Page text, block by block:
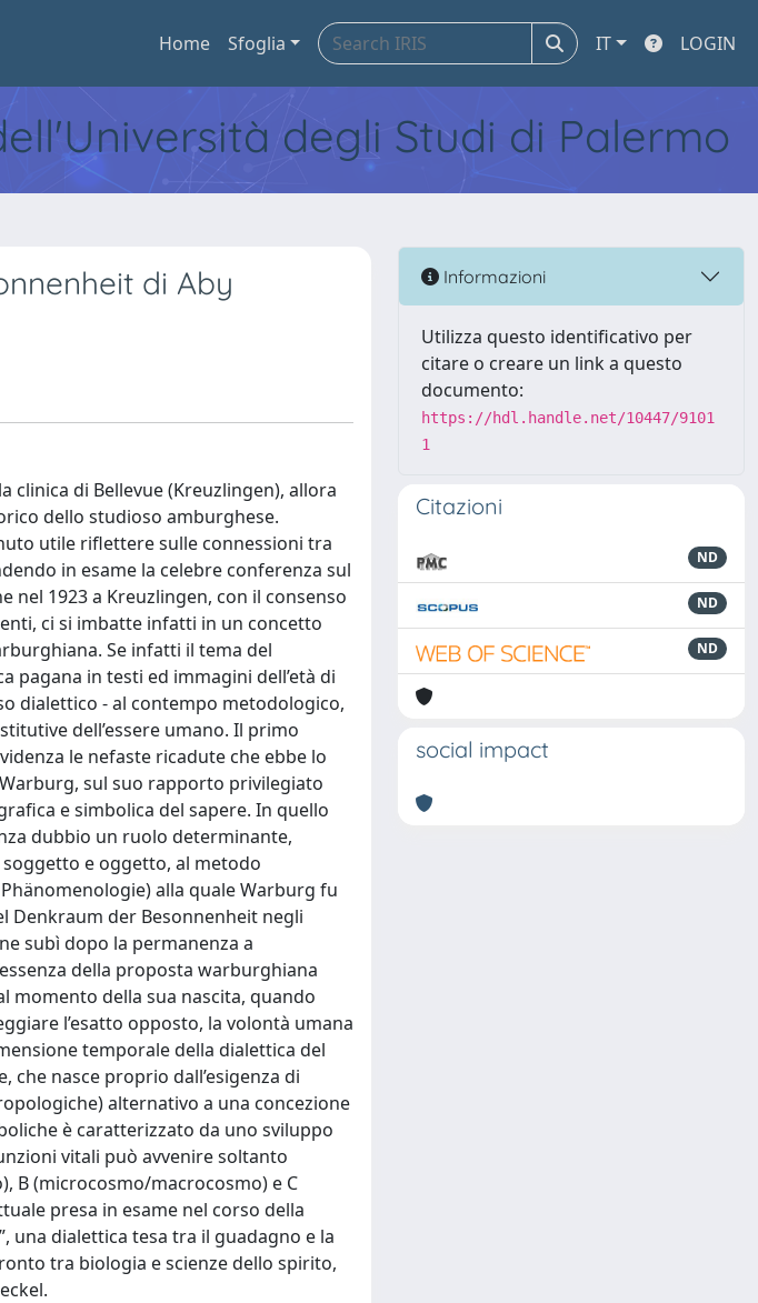
Home Sfoglia IT LOGIN
degli Studi di Palermo
di Aby
clinica di Bellevue (Kreuzlingen), allora
dello studioso amburghese.
utile riflettere sulle connessioni tra
in esame la celebre conferenza sul
nel 1923 a Kreuzlingen, con il consenso
ci si imbatte infatti in un concetto
Se infatti il tema del
pagana in testi ed immagini dell’età di
dialettico - al contempo metodologico,
dell’essere umano. Il primo
le nefaste ricadute che ebbe lo
sul suo rapporto privilegiato
e simbolica del sapere. In quello
dubbio un ruolo determinante,
e oggetto, al metodo
alla quale Warburg fu
Denkraum der Besonnenheit negli
subì dopo la permanenza a
della proposta warburghiana
momento della sua nascita, quando
l’esatto opposto, la volontà umana
temporale della dialettica del
che nasce proprio dall’esigenza di
alternativo a una concezione
è caratterizzato da uno sviluppo
vitali può avvenire soltanto
B (microcosmo/macrocosmo) e C
presa in esame nel corso della
una dialettica tesa tra il guadagno e la
tra biologia e scienze dello spirito,
Informazioni
Utilizza questo identificativo per
citare o creare un link a questo
documento:
https://hdl.handle.net/10447/9101
1
Citazioni
ND
ND
ND
social impact